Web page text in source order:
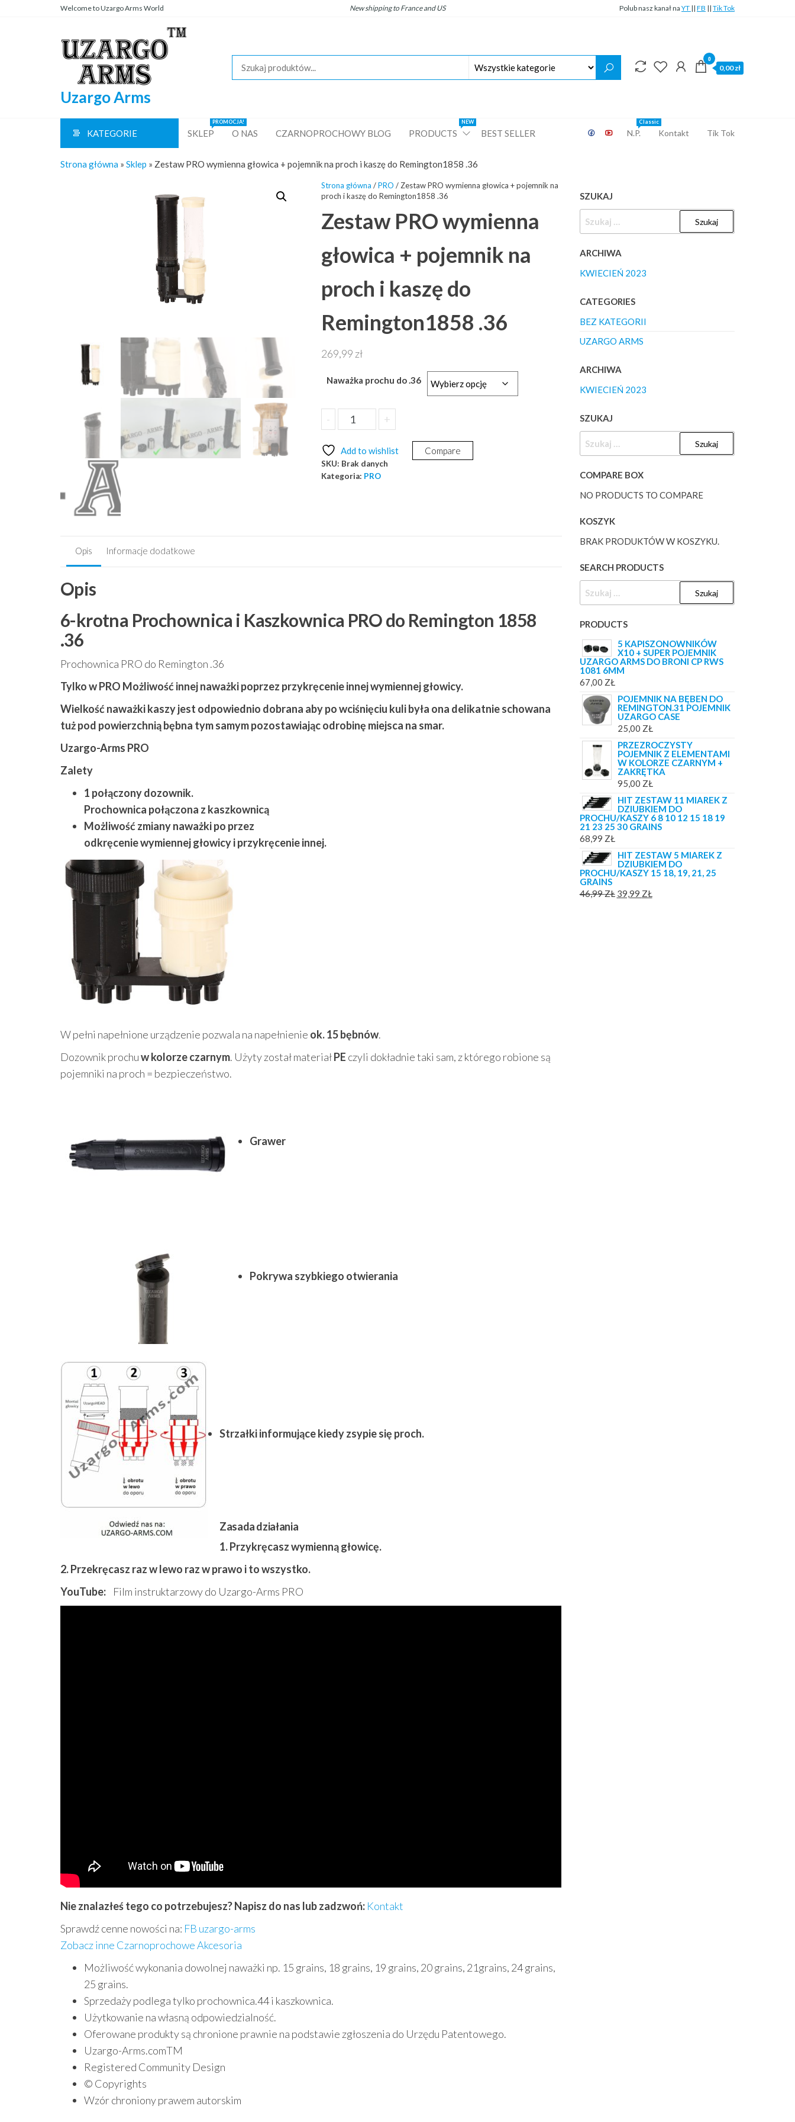
Welcome to Uzargo Arms World Newshipping to France and US Polub nasz kanał na YT || FB || Tik Tok
Uzargo Arms
0
0,00 zł
KATEGORIE SKLEP
PROMOCJA!
O NAS CZARNOPROCHOWY BLOG PRODUCTS
NEW
BEST SELLER N.P.
Classic
Kontakt Tik Tok
Strona główna » Sklep » Zestaw PRO wymienna głowica + pojemnik na proch i kaszę do Remington1858 .36
Strona główna /PRO / Zestaw PRO wymienna głowica + pojemnik na
proch i kaszę do Remington1858 .36
Zestaw PRO wymienna
głowica + pojemnik na
proch i kaszę do
Remington1858 .36
269,99 zł
Naważka prochu do .36
-
ilość
Zestaw
wymienna
głowica
+
Add to wishlist Compare
SKU: Brak danych
Kategoria: PRO
Opis Informacje dodatkowe
Opis
6-krotna Prochownica i Kaszkownica PRO do Remington 1858
.36
Prochownica PRO do Remington .36
Tylko w PRO Możliwość innej naważki poprzez przykręcenie innej wymiennej głowicy.
Wielkość naważki kaszy jest odpowiednio dobrana aby po wciśnięciu kuli była ona delikatnie schowana
tuż pod powierzchnią bębna tym samym pozostawiając odrobinę miejsca na smar.
Uzargo-Arms PRO
Zalety
1 połączony dozownik.
Prochownica połączona z kaszkownicą
Możliwość zmiany naważki po przez
odkręcenie wymiennej głowicy i przykręcenie innej.
W pełni napełnione urządzenie pozwala na napełnienie ok. 15 bębnów.
Dozownik prochuw kolorze czarnym. Użyty został materiałPE czyli dokładnie taki sam, z którego robione są
pojemniki na proch = bezpieczeństwo.
Grawer
Pokrywa szybkiego otwierania
Strzałki informujące kiedy zsypiesię proch.
Zasada działania
1. Przykręcasz wymienną głowicę.
2. Przekręcasz raz w lewo raz w prawo i to wszystko.
YouTube:
Film instruktarzowy do Uzargo-Arms PRO
Nie znalazłeś tego co potrzebujesz? Napisz do nas lub zadzwoń: Kontakt
Sprawdź cenne nowości na: FB uzargo-arms
Zobacz inne Czarnoprochowe Akcesoria
Możliwość wykonania dowolnej naważki np. 15 grains, 18 grains, 19 grains, 20 grains, 21grains, 24 grains,
25 grains.
Sprzedaży podlega tylko prochownica.44 i kaszkownica.
Użytkowanie na własną odpowiedzialność.
Oferowane produkty są chronione prawnie na podstawie zgłoszenia do Urzędu Patentowego.
Uzargo-Arms.comTM
Registered Community Design
© Copyrights
Wzór chroniony prawem autorskim
SZUKAJ
ARCHIWA
KWIECIEŃ 2023
CATEGORIES
BEZ KATEGORII
UZARGO ARMS
ARCHIWA
KWIECIEŃ 2023
SZUKAJ
COMPARE BOX
NO PRODUCTS TO COMPARE
KOSZYK
BRAK PRODUKTÓW W KOSZYKU.
SEARCH PRODUCTS
PRODUCTS
5 KAPISZONOWNIKÓW
X10 + SUPER POJEMNIK
UZARGO ARMS DO BRONI CP RWS
1081 6MM
67,00 ZŁ
POJEMNIK NA BĘBEN DO
REMINGTON.31 POJEMNIK
UZARGO CASE
25,00 ZŁ
PRZEZROCZYSTY
POJEMNIK Z ELEMENTAMI
W KOLORZE CZARNYM +
ZAKRĘTKA
95,00 ZŁ
HIT ZESTAW 11 MIAREK Z
DZIUBKIEM DO
PROCHU/KASZY 6 8 10 12 15 18 19
21 23 25 30 GRAINS
68,99 ZŁ
HIT ZESTAW 5 MIAREK Z
DZIUBKIEM DO
PROCHU/KASZY 15 18, 19, 21, 25
GRAINS
46,99ZŁ PIERWOTNA
39,99 ZŁ